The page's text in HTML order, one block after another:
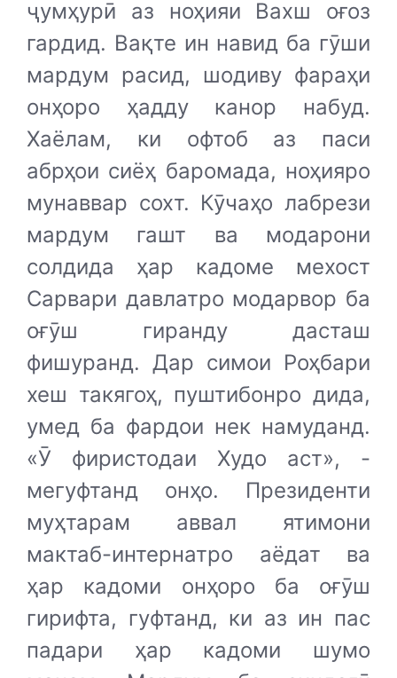
ҷумҳурӣ аз ноҳияи Вахш оғоз
гардид. Вақте ин навид ба гӯши
мардум расид, шодиву фараҳи
онҳоро ҳадду канор набуд.
Хаёлам, ки офтоб аз паси
абрҳои сиёҳ баромада, ноҳияро
мунаввар сохт. Кӯчаҳо лабрези
мардум гашт ва модарони
солдида ҳар кадоме мехост
Сарвари давлатро модарвор ба
оғӯш гиранду дасташ
фишуранд. Дар симои Роҳбари
хеш такягоҳ, пуштибонро дида,
умед ба фардои нек намуданд.
«Ӯ фиристодаи Худо аст», -
мегуфтанд онҳо. Президенти
муҳтарам аввал ятимони
мактаб-интернатро аёдат ва
ҳар кадоми онҳоро ба оғӯш
гирифта, гуфтанд, ки аз ин пас
падари ҳар кадоми шумо